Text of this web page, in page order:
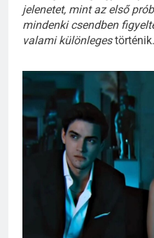
jelenetet, mint az első
mindenki csendben
valami különleges